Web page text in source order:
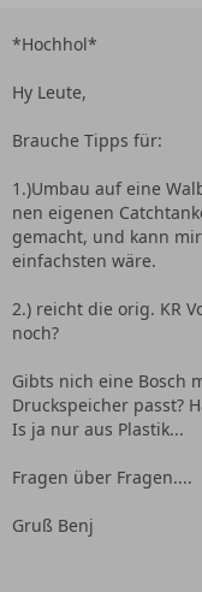
*Hochhol*
Hy Leute,
Brauche Tipps für:
1.)Umbau auf eine
nen eigenen
gemacht, und kann
einfachsten wäre.
2.) reicht die orig. KR
noch?
Gibts nich eine Bosch
Druckspeicher passt?
Is ja nur aus Plastik...
Fragen über Fragen....
Gruß Benj